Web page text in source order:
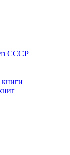
СССР
книги